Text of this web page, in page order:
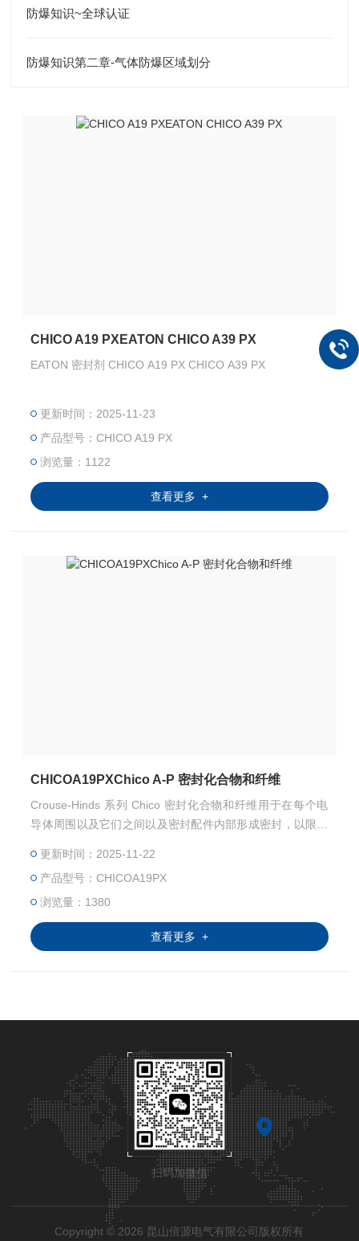
防爆知识~全球认证
防爆知识第二章-气体防爆区域划分
CHICO A19 PXEATON CHICO A39 PX
EATON 密封剂 CHICO A19 PX CHICO A39 PX
更新时间：2025-11-23
产品型号：CHICO A19 PX
浏览量：1122
查看更多 +
CHICOA19PXChico A-P 密封化合物和纤维
Crouse-Hinds 系列 Chico 密封化合物和纤维用于在每个电
导体周围以及它们之间以及密封配件内部形成密封，以限制
A19 PX CHICO A39 PX
更新时间：2025-11-22
产品型号：CHICOA19PX
浏览量：1380
查看更多 +
扫码加微信
Copyright © 2026 昆山倍源电气有限公司版权所有